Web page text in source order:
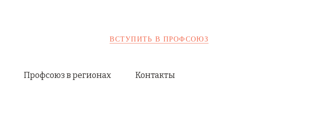
ВСТУПИТЬ В ПРОФСОЮЗ
Профсоюз в регионах Контакты